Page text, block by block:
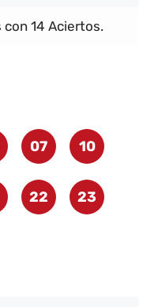
con 14 Aciertos.
07 10
22 23